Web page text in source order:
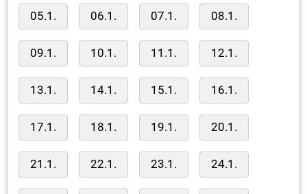
05.1. 06.1. 07.1. 08.1.
09.1. 10.1. 11.1. 12.1.
13.1. 14.1. 15.1. 16.1.
17.1. 18.1. 19.1. 20.1.
21.1. 22.1. 23.1. 24.1.